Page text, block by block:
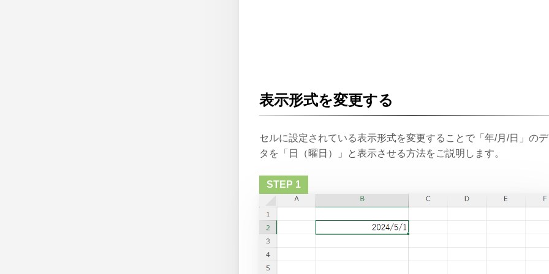
表示形式を変更する
セルに設定されている表示形式を変更することで「年/月/日」の
タを「日（曜日）」と表示させる方法をご説明します。